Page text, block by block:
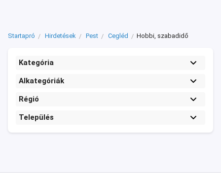
Startapró Hirdetések Pest Cegléd Hobbi, szabadidő
Kategória
Alkategóriák
Régió
Település